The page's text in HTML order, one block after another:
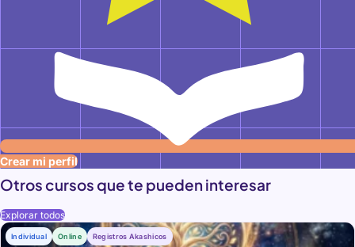
Crear mi perfil
Otros cursos que te pueden interesar
Explorar todos
Individual Online Registros Akashicos